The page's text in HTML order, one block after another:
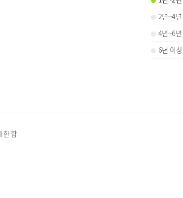
2년~4
4년~6
6년 이상
한 함